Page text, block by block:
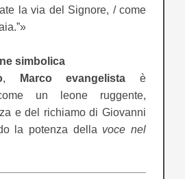
la via del Signore, / come
simbolica
, Marco evangelista è
un leone ruggente,
e del richiamo di Giovanni
la potenza della voce nel